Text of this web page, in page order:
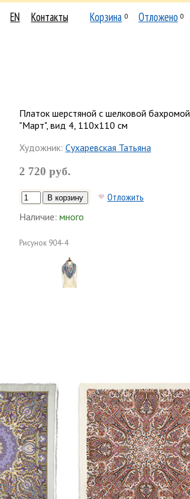
EN Контакты Корзина 0 Отложено 0
Платок шерстяной с шелковой бахромой
"Март", вид 4, 110х110 см
Художник: Сухаревская Татьяна
2 720 руб.
Отложить
Наличие: много
Рисунок 904-4